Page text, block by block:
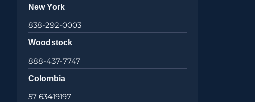
New York
838-292-0003
Woodstock
888-437-7747
Colombia
57 63419197